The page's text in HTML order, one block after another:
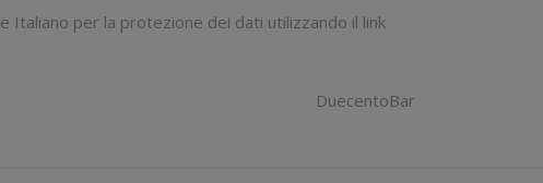
per la protezione dei dati utilizzando il link
DuecentoBar